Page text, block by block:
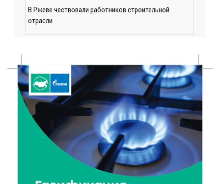
В Ржеве чествовали работников строительной
отрасли
Зарядка со стражем порядка объединила детей в
«Чайке»
7 Авг 2026 18:02 291
В Нило-Столобенской пустыни началась
реставрация фасада исторической
Крестовоздвиженской церкви
136
День арбуза отметили ребята в Андреапольском